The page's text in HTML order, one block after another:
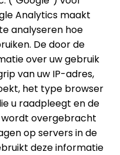
Analytics maakt
analyseren hoe
De door de
over uw gebruik
van uw IP-adres,
het type browser
u raadpleegt en de
overgebracht
op servers in de
deze informatie